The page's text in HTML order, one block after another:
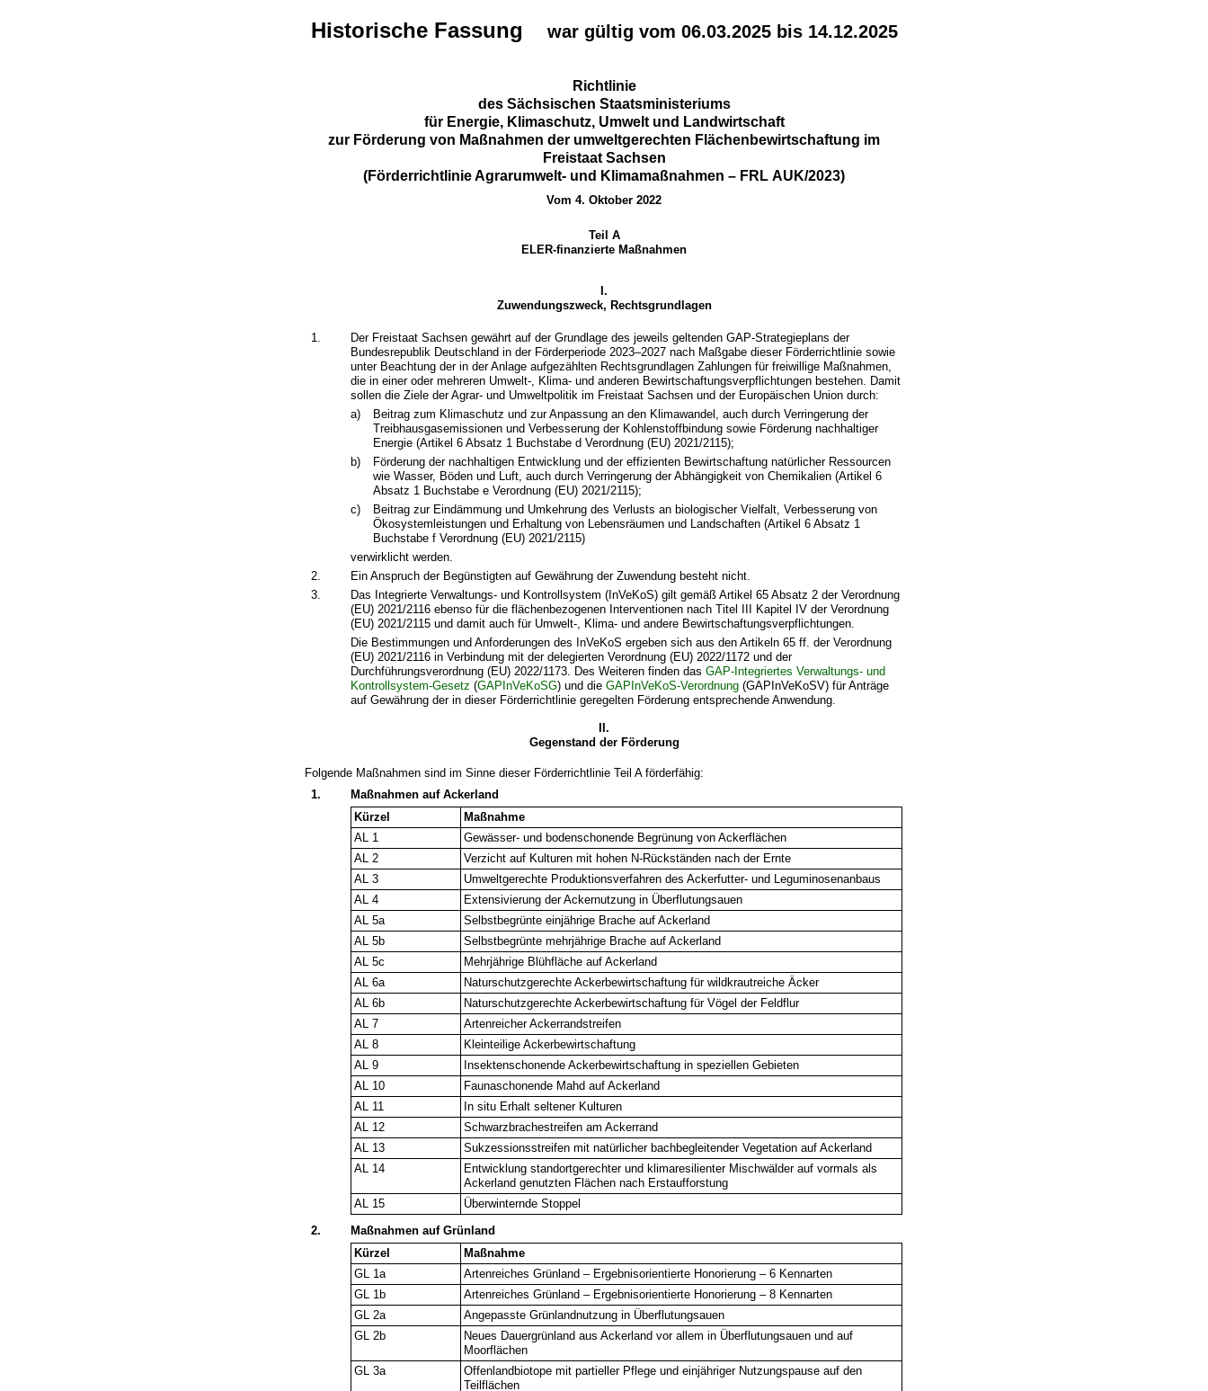
Historische Fassung war gültig vom 06.03.2025 bis 14.12.2025
Richtlinie
des Sächsischen Staatsministeriums
für Energie, Klimaschutz, Umwelt und Landwirtschaft
zur Förderung von Maßnahmen der umweltgerechten Flächenbewirtschaftung im
Freistaat Sachsen
(Förderrichtlinie Agrarumwelt- und Klimamaßnahmen – FRL AUK/2023)
Vom 4. Oktober 2022
Teil A
ELER-finanzierte Maßnahmen
I.
Zuwendungszweck, Rechtsgrundlagen
1.
Der Freistaat Sachsen gewährt auf der Grundlage des jeweils geltenden GAP-Strategieplans der
Bundesrepublik Deutschland in der Förderperiode 2023–2027 nach Maßgabe dieser Förderrichtlinie sowie
unter Beachtung der in der Anlage aufgezählten Rechtsgrundlagen Zahlungen für freiwillige Maßnahmen,
die in einer oder mehreren Umwelt-, Klima- und anderen Bewirtschaftungsverpflichtungen bestehen. Damit
sollen die Ziele der Agrar- und Umweltpolitik im Freistaat Sachsen und der Europäischen Union durch:
a)
Beitrag zum Klimaschutz und zur Anpassung an den Klimawandel, auch durch Verringerung der
Treibhausgasemissionen und Verbesserung der Kohlenstoffbindung sowie Förderung nachhaltiger
Energie (Artikel 6 Absatz 1 Buchstabe d Verordnung (EU) 2021/2115);
b)
Förderung der nachhaltigen Entwicklung und der effizienten Bewirtschaftung natürlicher Ressourcen
wie Wasser, Böden und Luft, auch durch Verringerung der Abhängigkeit von Chemikalien (Artikel 6
Absatz 1 Buchstabe e Verordnung (EU) 2021/2115);
c)
Beitrag zur Eindämmung und Umkehrung des Verlusts an biologischer Vielfalt, Verbesserung von
Ökosystemleistungen und Erhaltung von Lebensräumen und Landschaften (Artikel 6 Absatz 1
Buchstabe f Verordnung (EU) 2021/2115)
verwirklicht werden.
2.
Ein Anspruch der Begünstigten auf Gewährung der Zuwendung besteht nicht.
3.
Das Integrierte Verwaltungs- und Kontrollsystem (InVeKoS) gilt gemäß Artikel 65 Absatz 2 der Verordnung
(EU) 2021/2116 ebenso für die flächenbezogenen Interventionen nach Titel III Kapitel IV der Verordnung
(EU) 2021/2115 und damit auch für Umwelt-, Klima- und andere Bewirtschaftungsverpflichtungen.
Die Bestimmungen und Anforderungen des InVeKoS ergeben sich aus den Artikeln 65 ff. der Verordnung
(EU) 2021/2116 in Verbindung mit der delegierten Verordnung (EU) 2022/1172 und der
Durchführungsverordnung (EU) 2022/1173. Des Weiteren finden dasGAP-Integriertes Verwaltungs- und
Kontrollsystem-Gesetz (GAPInVeKoSG) und dieGAPInVeKoS-Verordnung (GAPInVeKoSV) für Anträge
auf Gewährung der in dieser Förderrichtlinie geregelten Förderung entsprechende Anwendung.
II.
Gegenstand der Förderung
Folgende Maßnahmen sind im Sinne dieser Förderrichtlinie Teil A förderfähig:
1.
Maßnahmen auf Ackerland
Kürzel
Maßnahme
AL 1
Gewässer- und bodenschonende Begrünung von Ackerflächen
AL 2
Verzicht auf Kulturen mit hohen N-Rückständen nach der Ernte
AL 3
Umweltgerechte Produktionsverfahren des Ackerfutter- und Leguminosenanbaus
AL 4
Extensivierung der Ackernutzung in Überflutungsauen
AL 5a
Selbstbegrünte einjährige Brache auf Ackerland
AL 5b
Selbstbegrünte mehrjährige Brache auf Ackerland
AL 5c
Mehrjährige Blühfläche auf Ackerland
AL 6a
Naturschutzgerechte Ackerbewirtschaftung für wildkrautreiche Äcker
AL 6b
Naturschutzgerechte Ackerbewirtschaftung für Vögel der Feldflur
AL 7
Artenreicher Ackerrandstreifen
AL 8
Kleinteilige Ackerbewirtschaftung
AL 9
Insektenschonende Ackerbewirtschaftung in speziellen Gebieten
AL 10
Faunaschonende Mahd auf Ackerland
AL 11
In situ Erhalt seltener Kulturen
AL 12
Schwarzbrachestreifen am Ackerrand
AL 13
Sukzessionsstreifen mit natürlicher bachbegleitender Vegetation auf Ackerland
AL 14
Entwicklung standortgerechter und klimaresilienter Mischwälder auf vormals als
Ackerland genutzten Flächen nach Erstaufforstung
AL 15
Überwinternde Stoppel
2.
Maßnahmen auf Grünland
Kürzel
Maßnahme
GL 1a
Artenreiches Grünland – Ergebnisorientierte Honorierung – 6 Kennarten
GL 1b
Artenreiches Grünland – Ergebnisorientierte Honorierung – 8 Kennarten
GL 2a
Angepasste Grünlandnutzung in Überflutungsauen
GL 2b
Neues Dauergrünland aus Ackerland vor allem in Überflutungsauen und auf
Moorflächen
GL 3a
Offenlandbiotope mit partieller Pflege und einjähriger Nutzungspause auf den
Teilflächen